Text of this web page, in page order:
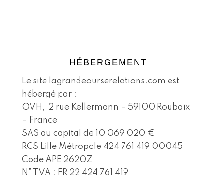
HÉBERGEMENT
Le site lagrandeourserelations.com est
hébergé par :
OVH, 2 rue Kellermann – 59100 Roubaix
– France
SAS au capital de 10 069 020 €
RCS Lille Métropole 424 761 419 00045
Code APE 2620Z
N° TVA : FR 22 424 761 419